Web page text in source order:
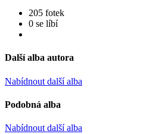
205 fotek
0 se líbí
Další alba autora
Nabídnout další alba
Podobná alba
Nabídnout další alba